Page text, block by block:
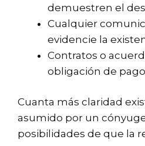
demuestren el
Cualquier
evidencie la
Contratos o
obligación de
Cuanta más claridad
asumido por un
posibilidades de que la